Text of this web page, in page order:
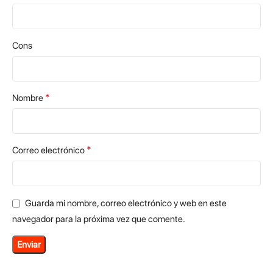
Cons
Nombre *
Correo electrónico *
Guarda mi nombre, correo electrónico y web en este
navegador para la próxima vez que comente.